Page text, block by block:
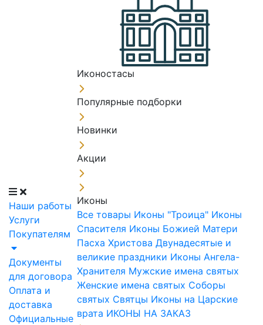
Наши работы
Услуги
Покупателям
Документы
для договора
Оплата и
доставка
Официальные
Иконостасы
Популярные подборки
Новинки
Акции
Иконы
Все товары Иконы "Троица" Иконы
Спасителя Иконы Божией Матери
Пасха Христова Двунадесятые и
великие праздники Иконы Ангела-
Хранителя Мужские имена святых
Женские имена святых Соборы
святых Святцы Иконы на Царские
врата ИКОНЫ НА ЗАКАЗ